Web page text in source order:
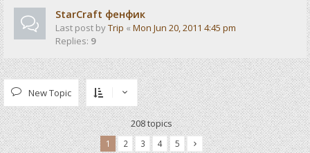
StarCraft фенфик
Last post byTrip « Mon Jun 20, 2011 4:45 pm
Replies: 9
New Topic
208 topics
1 2 3 4 5